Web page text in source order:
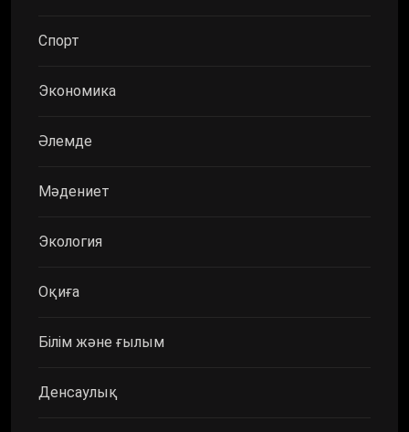
Спорт
Экономика
Әлемде
Мәдениет
Экология
Оқиға
Білім және ғылым
Денсаулық